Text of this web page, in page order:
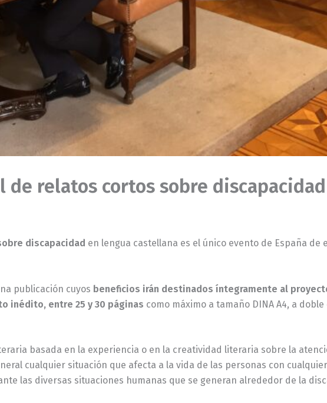
de relatos cortos sobre discapacidad
discapacidad en lengua castellana es el único evento de España
publicación cuyos beneficios irán destinados íntegramente al
inédito, entre 25 y 30 páginas como máximo a tamaño DINA A4, a
basada en la experiencia o en la creatividad literaria sobre la
cualquier situación que afecta a la vida de las personas con
las diversas situaciones humanas que se generan alrededor de la